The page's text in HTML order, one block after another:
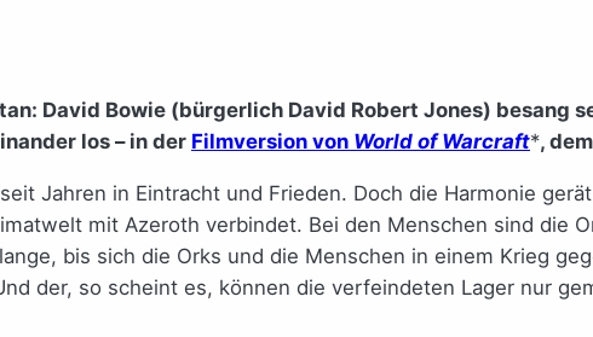
David Bowie (bürgerlich David Robert Jones) besang
los – in der Filmversion von World of Warcraft*,
Jahren in Eintracht und Frieden. Doch die Harmonie
mit Azeroth verbindet. Bei den Menschen sind die
bis sich die Orks und die Menschen in einem Krieg
der, so scheint es, können die verfeindeten Lager nur